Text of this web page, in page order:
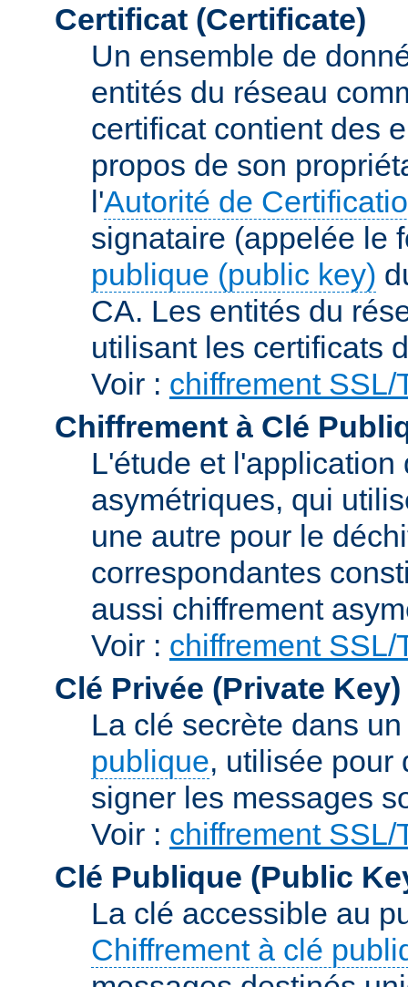
Certificat (Certificate)
Un ensemble de
entités du réseau
certificat contient des
propos de son
l'Autorité de
signataire (appelée le
publique (public key)
CA. Les entités du
utilisant les certificats
Voir : chiffrement SSL/
Chiffrement à Clé
L'étude et
asymétriques, qui
une autre pour le
correspondantes
aussi chiffrement
Voir : chiffrement SSL/
Clé Privée (Private Key)
La clé secrète dans
publique, utilisée pour
signer les messages
Voir : chiffrement SSL/
Clé Publique (Public
La clé accessible au
Chiffrement à clé